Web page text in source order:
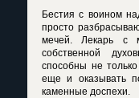
Бестия с воином
просто
мечей. Лекарь с
собственной
способны не
еще и оказывать
каменные доспехи.